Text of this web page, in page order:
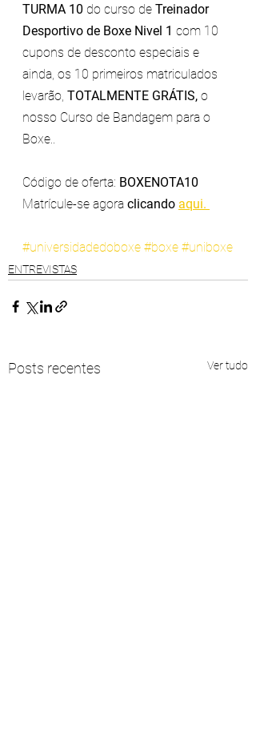
TURMA 10 do curso de Treinador
Desportivo de Boxe Nivel 1 com 10
cupons de desconto especiais e
ainda, os 10 primeiros matriculados
levarão, TOTALMENTE GRÁTIS, o
nosso Curso de Bandagem para o
Boxe..
Código de oferta: BOXENOTA10
Matrícule-se agora clicando aqui.
#universidadedoboxe #boxe #uniboxe
ENTREVISTAS
Posts recentes Ver tudo